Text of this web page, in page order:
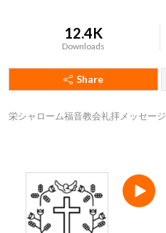
12.4K
Downloads
Share
栄シャローム福音教会礼拝メッセージ